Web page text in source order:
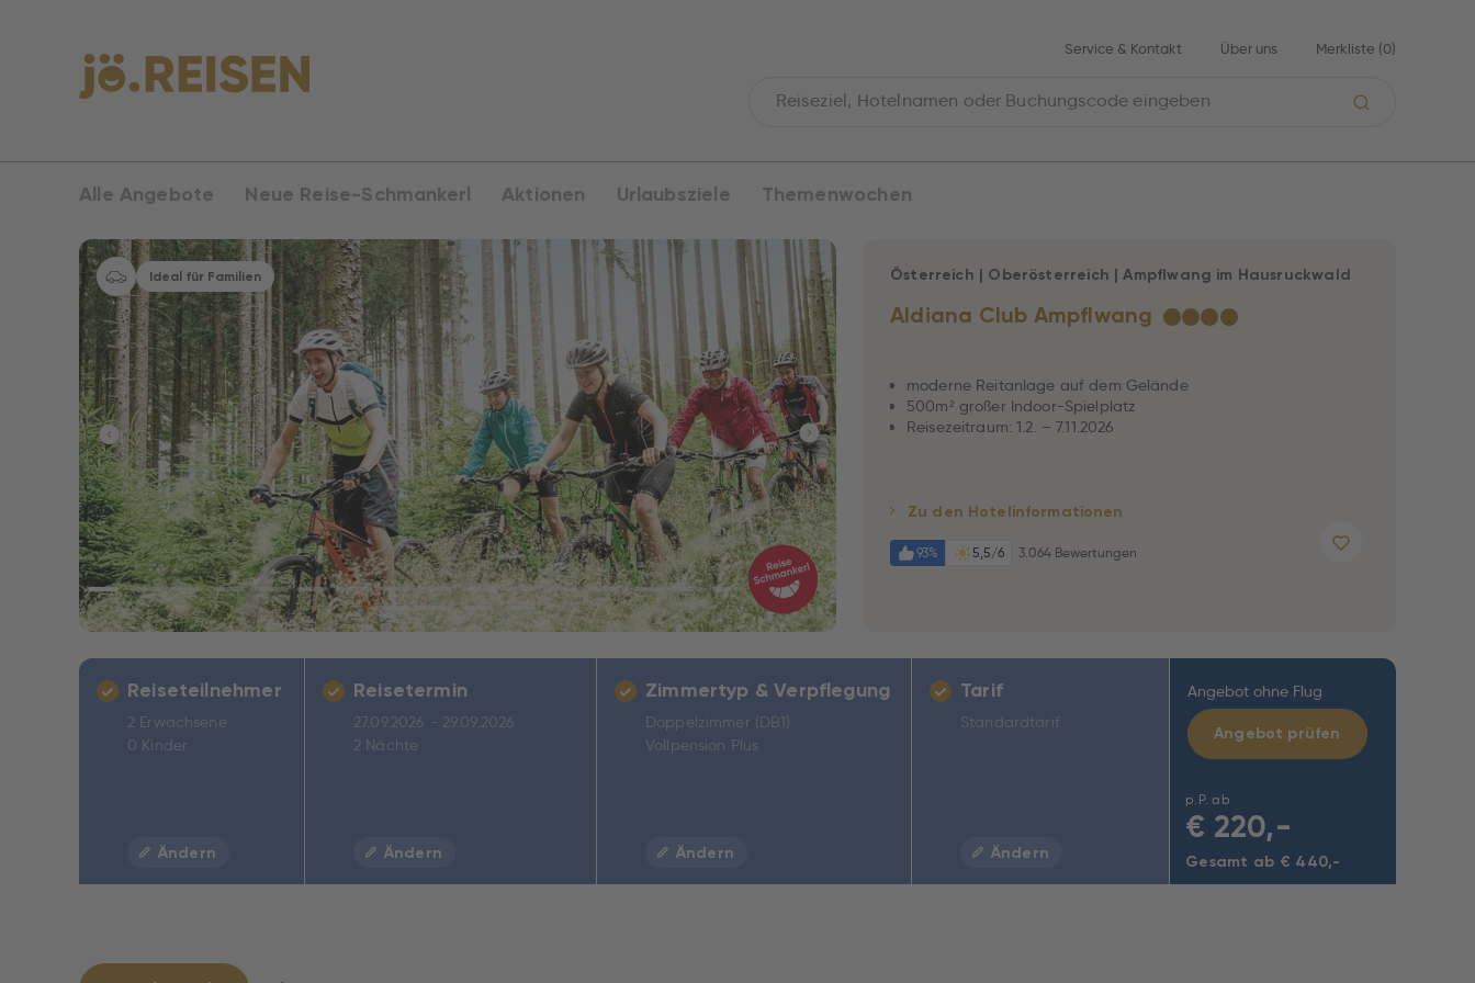
Service & Kontakt Über uns Merkliste (0)
Alle Angebote Neue Reise-Schmankerl Aktionen Urlaubsziele Themenwochen
Ideal für Familien
Aldiana Club Ampflwang ★★★★
Österreich | Oberösterreich |Ampflwang im Hausruckwald
moderne Reitanlage auf dem Gelände
500m² großer Indoor-Spielplatz
Reisezeitraum: 1.2. – 7.11.2026
Zu den Hotelinformationen
93% 5,5/6 3.064 Bewertungen
Angebot ohne Flug
p.P. ab
€ 220,-
Gesamt ab € 440,-
Angebot prüfen
Reiseteilnehmer
2 Erwachsene
0 Kinder
Ändern
Reisetermin
27.09.2026 - 29.09.2026
2 Nächte
Ändern
Zimmertyp & Verpflegung
Doppelzimmer (DB1)
Vollpension Plus
Ändern
Tarif
Standardtarif
Ändern